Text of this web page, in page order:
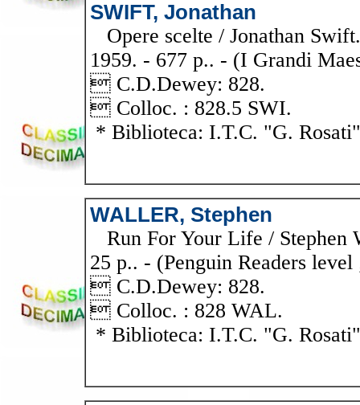
SWIFT, Jonathan
Opere scelte / Jonathan
1959. - 677 p.. - (I Grandi
 C.D.Dewey: 828.
 Colloc. : 828.5 SWI.
* Biblioteca: I.T.C. "G. Rosati"
WALLER, Stephen
Run For Your Life / Stephen
25 p.. - (Penguin Readers
 C.D.Dewey: 828.
 Colloc. : 828 WAL.
* Biblioteca: I.T.C. "G. Rosati"